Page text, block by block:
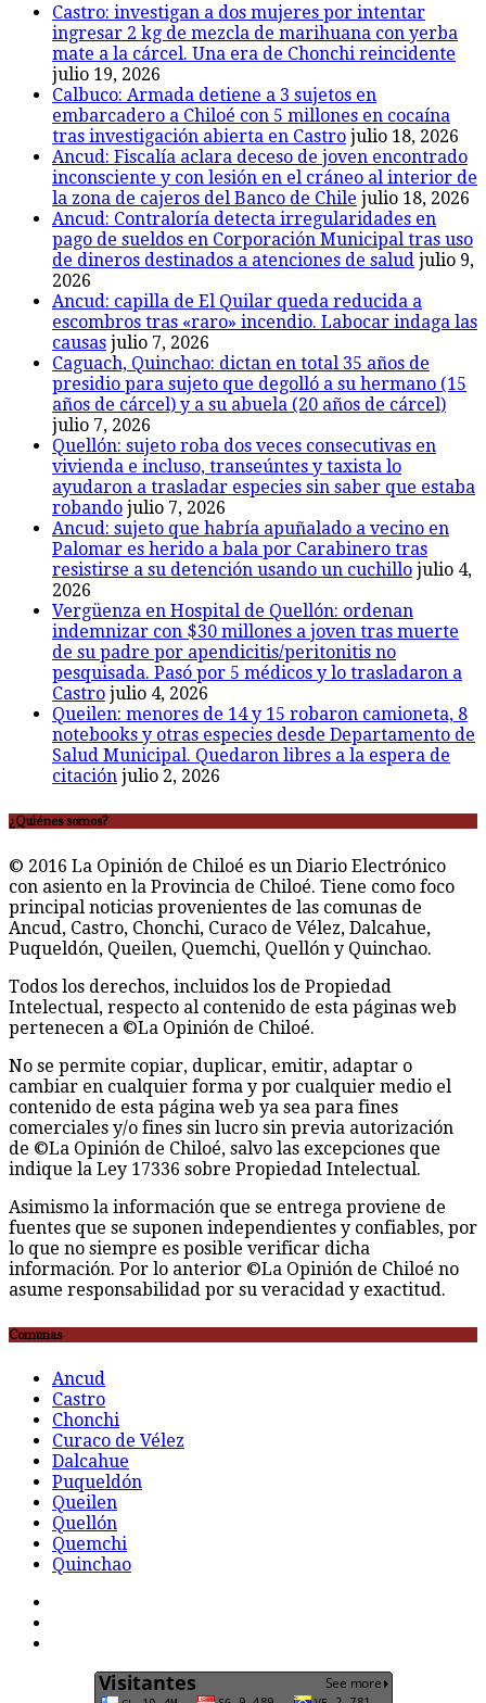
Castro: investigan a dos mujeres por intentar
ingresar 2 kg de mezcla de marihuana con yerba
mate a la cárcel. Una era de Chonchi reincidente
julio 19, 2026
Calbuco: Armada detiene a 3 sujetos en
embarcadero a Chiloé con 5 millones en cocaína
tras investigación abierta en Castro julio 18, 2026
Ancud: Fiscalía aclara deceso de joven encontrado
inconsciente y con lesión en el cráneo al interior de
la zona de cajeros del Banco de Chile julio 18, 2026
Ancud: Contraloría detecta irregularidades en
pago de sueldos en Corporación Municipal tras uso
de dineros destinados a atenciones de salud julio 9,
2026
Ancud: capilla de El Quilar queda reducida a
escombros tras «raro» incendio. Labocar indaga las
causas julio 7, 2026
Caguach, Quinchao: dictan en total 35 años de
presidio para sujeto que degolló a su hermano (15
años de cárcel) y a su abuela (20 años de cárcel)
julio 7, 2026
Quellón: sujeto roba dos veces consecutivas en
vivienda e incluso, transeúntes y taxista lo
ayudaron a trasladar especies sin saber que estaba
robando julio 7, 2026
Ancud: sujeto que habría apuñalado a vecino en
Palomar es herido a bala por Carabinero tras
resistirse a su detención usando un cuchillo julio 4,
2026
Vergüenza en Hospital de Quellón: ordenan
indemnizar con $30 millones a joven tras muerte
de su padre por apendicitis/peritonitis no
pesquisada. Pasó por 5 médicos y lo trasladaron a
Castro julio 4, 2026
Queilen: menores de 14 y 15 robaron camioneta, 8
notebooks y otras especies desde Departamento de
Salud Municipal. Quedaron libres a la espera de
citación julio 2, 2026
¿Quiénes somos?
© 2016 La Opinión de Chiloé es un Diario Electrónico
con asiento en la Provincia de Chiloé. Tiene como foco
principal noticias provenientes de las comunas de
Ancud, Castro, Chonchi, Curaco de Vélez, Dalcahue,
Puqueldón, Queilen, Quemchi, Quellón y Quinchao.
Todos los derechos, incluidos los de Propiedad
Intelectual, respecto al contenido de esta páginas web
pertenecen a ©La Opinión de Chiloé.
No se permite copiar, duplicar, emitir, adaptar o
cambiar en cualquier forma y por cualquier medio el
contenido de esta página web ya sea para fines
comerciales y/o fines sin lucro sin previa autorización
de ©La Opinión de Chiloé, salvo las excepciones que
indique la Ley 17336 sobre Propiedad Intelectual.
Asimismo la información que se entrega proviene de
fuentes que se suponen independientes y confiables, por
lo que no siempre es posible verificar dicha
información. Por lo anterior ©La Opinión de Chiloé no
asume responsabilidad por su veracidad y exactitud.
Comunas
Ancud
Castro
Chonchi
Curaco de Vélez
Dalcahue
Puqueldón
Queilen
Quellón
Quemchi
Quinchao